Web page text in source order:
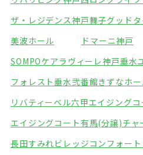
ザ・レジデンス神戸舞子グッド
美波ホール
ドマーニ神戸
SOMPOケアラヴィーレ神戸垂水
フォレスト垂水弐番館きずなホ
リバティーベル六甲エイジング
エイジングコート有馬(分譲)チャ
長田すみれビレッジコンフォー